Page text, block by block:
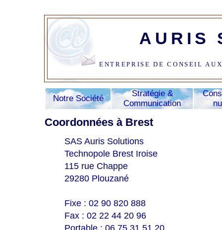
AURIS
ENTREPRISE DE CONSEIL
Notre Société
Stratégie &
Communication
Coordonnées à Brest
SAS Auris Solutions
Technopole Brest Iroise
115 rue Chappe
29280 Plouzané
Fixe : 02 90 820 888
Fax : 02 22 44 20 96
Portable : 06 75 31 51 20